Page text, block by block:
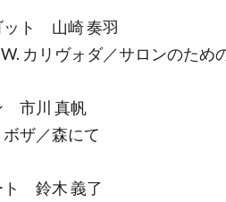
ット 山崎 奏羽
W. カリヴォダ／サロンのた
市川 真帆
ボザ／森にて
ト 鈴木 義了